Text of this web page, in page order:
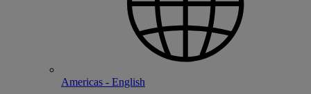
Americas - English